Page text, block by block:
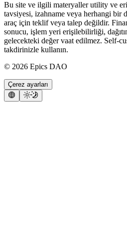
Bu site ve ilgili materyaller utility ve
tavsiyesi, izahname veya herhangi bir
araç için teklif veya talep değildir.
sonucu, işlem yeri erişilebilirliği,
gelecekteki değer vaat edilmez. Self-
takdirinizle kullanın.
© 2026 Epics DAO
Çerez ayarları